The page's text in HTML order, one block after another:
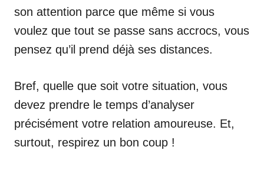
son attention parce que même si vous
voulez que tout se passe sans accrocs, vous
pensez qu’il prend déjà ses distances.
Bref, quelle que soit votre situation, vous
devez prendre le temps d’analyser
précisément votre relation amoureuse. Et,
surtout, respirez un bon coup !